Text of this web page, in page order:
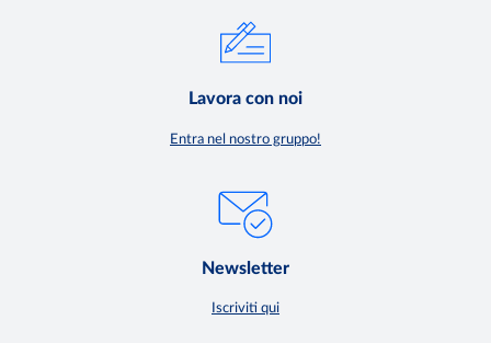
Lavora con noi
Entra nel nostro gruppo!
Newsletter
Iscriviti qui